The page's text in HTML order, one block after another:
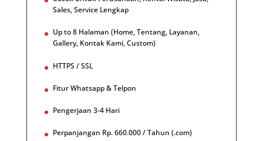
Sales, Service Lengkap
Up to 8 Halaman (Home, Tentang, Layanan,
Gallery, Kontak Kami, Custom)
HTTPS / SSL
Fitur Whatsapp & Telpon
Pengerjaan 3-4 Hari
Perpanjangan Rp. 660.000 / Tahun (.com)